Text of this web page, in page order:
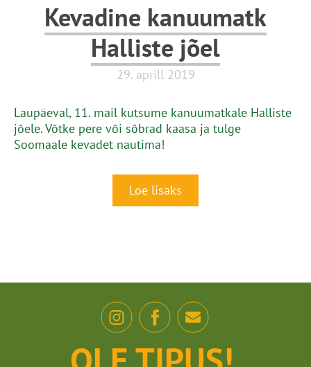
Kevadine kanuumatk
Halliste jõel
29. aprill 2019
Laupäeval, 11. mail kutsume kanuumatkale Halliste
jõele. Võtke pere või sõbrad kaasa ja tulge
Soomaale kevadet nautima!
Loe lisaks